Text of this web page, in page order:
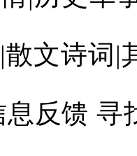
文诗词|
反馈 寻